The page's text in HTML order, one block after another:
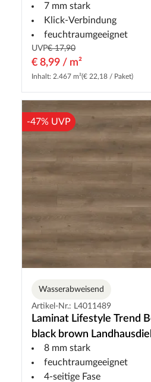
7 mm stark
Klick-Verbindung
feuchtraumgeeignet
UVP€ 17,90
€ 8,99 / m²
Inhalt: 2.467 m²(€ 22,18 / Paket)
-47% UVP
Wasserabweisend
Artikel-Nr.: L4011489
Laminat Lifestyle Trend
black brown
8 mm stark
feuchtraumgeeignet
4-seitige Fase